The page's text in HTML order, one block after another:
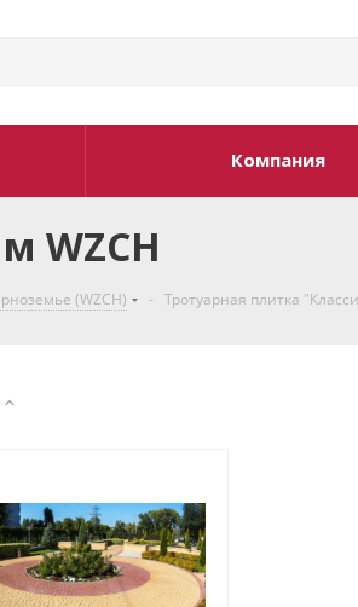
Компания
WZCH
(WZCH) - Тротуарная плитка